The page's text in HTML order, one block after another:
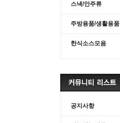
스낵/안주류
주방용품/생활용품
한식소스모음
공지사항